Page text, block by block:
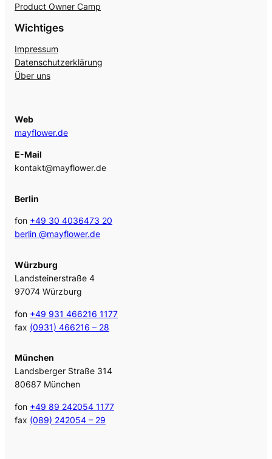
Product Owner Camp
Wichtiges
Impressum
Datenschutzerklärung
Über uns
Web
mayflower.de
E-Mail
kontakt@mayflower.de
Berlin
fon +49 30 4036473 20
berlin @mayflower.de
Würzburg
Landsteinerstraße 4
97074 Würzburg
fon +49 931 466216 1177
fax (0931) 466216 – 28
München
Landsberger Straße 314
80687 München
fon +49 89 242054 1177
fax (089) 242054 – 29